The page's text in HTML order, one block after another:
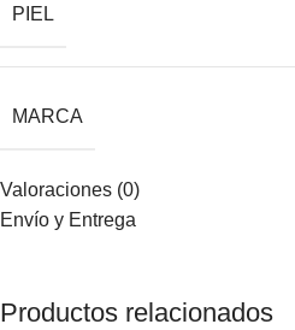
PIEL
MARCA
Valoraciones (0)
Envío y Entrega
Productos relacionados